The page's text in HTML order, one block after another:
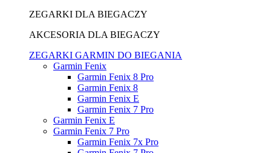
ZEGARKI DLA BIEGACZY
AKCESORIA DLA BIEGACZY
ZEGARKI GARMIN DO BIEGANIA
Garmin Fenix
Garmin Fenix 8 Pro
Garmin Fenix 8
Garmin Fenix E
Garmin Fenix 7 Pro
Garmin Fenix E
Garmin Fenix 7 Pro
Garmin Fenix 7x Pro